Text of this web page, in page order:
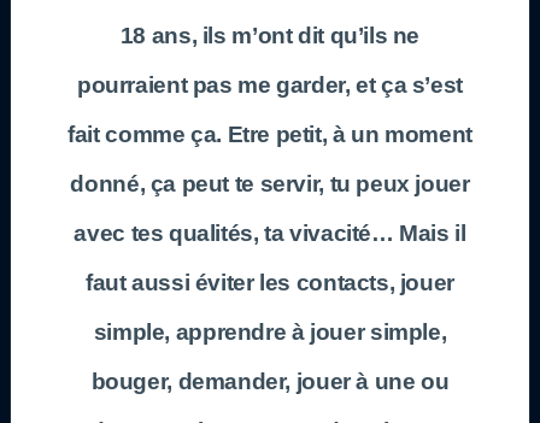
18 ans, ils m’ont dit qu’ils ne
pourraient pas me garder, et ça s’est
fait comme ça. Etre petit, à un moment
donné, ça peut te servir, tu peux jouer
avec tes qualités, ta vivacité… Mais il
faut aussi éviter les contacts, jouer
simple, apprendre à jouer simple,
bouger, demander, jouer à une ou